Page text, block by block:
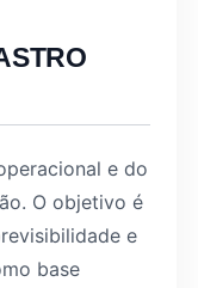
e do
O objetivo é
e
base